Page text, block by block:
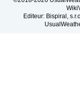
Editeur: Bispiral,